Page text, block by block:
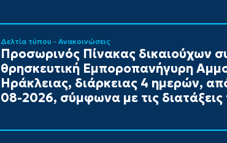
Δελτία τύπου - Ανακοινώσεις
Προσωρινός Πίνακας δικαιούχων
θρησκευτική Εμποροπανήγυρη
Ηράκλειας, διάρκειας 4 ημερών,
08-2026, σύμφωνα με τις